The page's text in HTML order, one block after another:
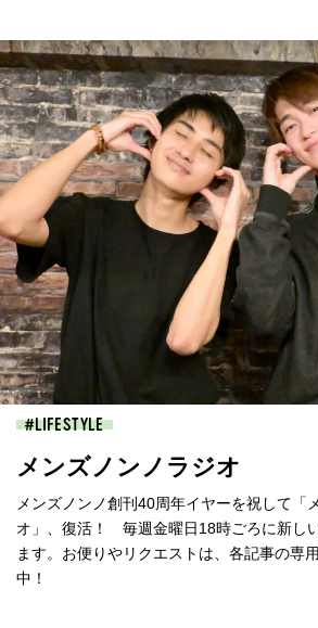
LIFESTYLE
メンズノンノラジオ
メンズノンノ創刊40周年イヤーを祝して「
オ」、復活！ 毎週金曜日18時ごろに新し
ます。お便りやリクエストは、各記事の専
中！